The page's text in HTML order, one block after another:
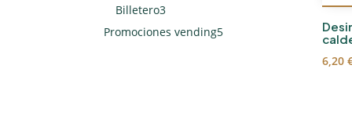
Billetero33
productos
Promociones vending55
6,20